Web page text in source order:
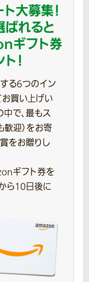
大募集！
ばれると
ギフト券
！
る6つのイン
買い上げい
で、最もス
歓迎）をお寄
をお贈りし
ギフト券を
ら10日後に